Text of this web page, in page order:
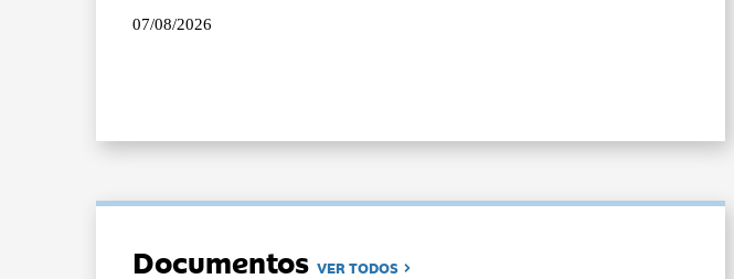
07/08/2026
DocumentosVER TODOS